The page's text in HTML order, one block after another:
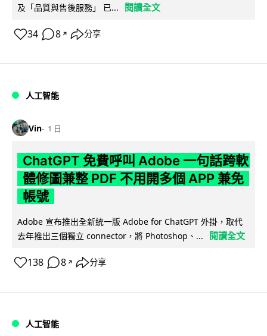
及「品質與售後服務」 已...
閱讀全文
34 8 ↗ 分享
人工智能
Vin 1 日
ChatGPT 免費呼叫 Adobe 一句話跨軟
體修圖兼整 PDF 不用開多個 APP 兼免
帳號
Adobe 宣布推出全新統一版 Adobe for ChatGPT 外掛，取代
去年推出三個獨立 connector，將 Photoshop、...
閱讀全文
138 8 ↗ 分享
人工智能